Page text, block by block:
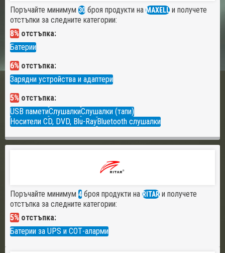
Поръчайте минимум 30 броя продукти на MAXELL и получете
отстъпки за следните категории:
8% отстъпка:
Батерии
6% отстъпка:
Зарядни устройства и адаптери
5% отстъпка:
USB паметиСлушалкиСлушалки (тапи)
Носители CD, DVD, Blu-RayBluetooth слушалки
Поръчайте минимум 4 броя продукти на RITAR и получете
отстъпка за следните категории:
5% отстъпка:
Батерии за UPS и СОТ-аларми